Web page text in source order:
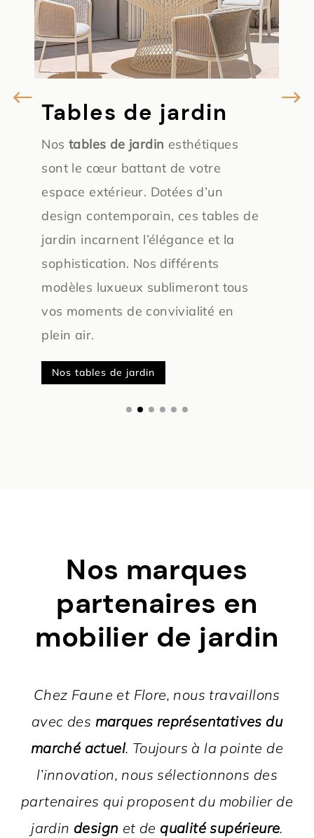
Tables de jardin
Nos tables de jardin esthétiques
sont le cœur battant de votre
espace extérieur. Dotées d’un
design contemporain, ces tables de
jardin incarnent l’élégance et la
sophistication. Nos différents
modèles luxueux sublimeront tous
vos moments de convivialité en
plein air.
Nos tables de jardin
Nos marques
partenaires en
mobilier de jardin
Chez Faune et Flore, nous travaillons
avec des marques représentatives du
marché actuel. Toujours à la pointe de
l’innovation, nous sélectionnons des
partenaires qui proposent du mobilier de
jardin design et de qualité supérieure.